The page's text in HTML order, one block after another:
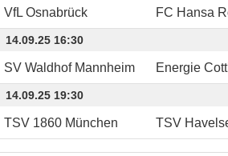
VfL Osnabrück FC Hansa
14.09.25 16:30
SV Waldhof Mannheim Energie
14.09.25 19:30
TSV 1860 München TSV